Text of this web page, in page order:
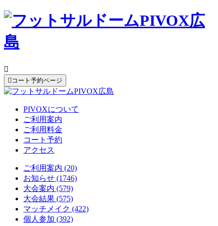

 コート予約ページ
PIVOXについて
ご利用案内
ご利用料金
コート予約
アクセス
ご利用案内 (20)
お知らせ (1746)
大会案内 (579)
大会結果 (575)
マッチメイク (422)
個人参加 (392)